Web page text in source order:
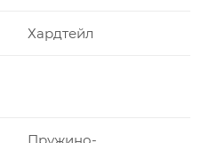
Хардтейл
Пружино-